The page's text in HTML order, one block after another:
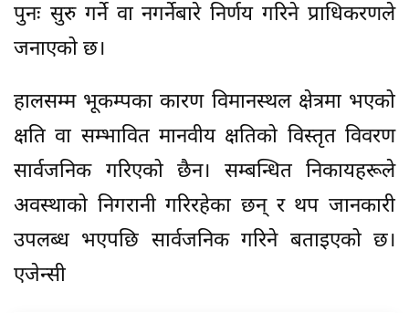
पुनः सुरु गर्ने वा नगर्नेबारे निर्णय गरिने प्राधिकरणले
जनाएको छ।
हालसम्म भूकम्पका कारण विमानस्थल क्षेत्रमा भएको
क्षति वा सम्भावित मानवीय क्षतिको विस्तृत विवरण
सार्वजनिक गरिएको छैन। सम्बन्धित निकायहरूले
अवस्थाको निगरानी गरिरहेका छन् र थप जानकारी
उपलब्ध भएपछि सार्वजनिक गरिने बताइएको छ।
एजेन्सी